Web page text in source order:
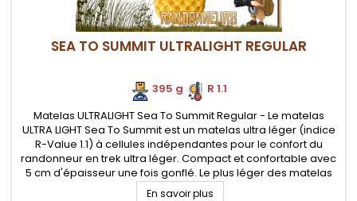
SEA TO SUMMIT ULTRALIGHT REGULAR
395 g
R 1.1
Matelas ULTRALIGHT Sea To Summit Regular - Le matelas
ULTRA LIGHT Sea To Summit est un matelas ultra léger (indice
R-Value 1.1) à cellules indépendantes pour le confort du
randonneur en trek ultra léger. Compact et confortable avec
5 cm d'épaisseur une fois gonflé. Le plus léger des matelas
Sea To Summit
En savoir plus